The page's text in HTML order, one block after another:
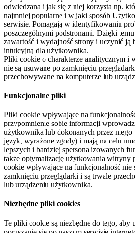
odwiedzana i jak się z niej korzysta np.
najmniej popularne i w jaki sposób
serwisie. Pomagają w identyfikowaniu
poszczególnymi podstronami. Dzięki
zawartość i wydajność strony i uczynić ją
intuicyjną dla użytkownika.
Pliki cookie o charakterze analitycznym i
nie są usuwane po zamknięciu
przechowywane na komputerze lub
Funkcjonalne pliki
Pliki cookie wpływające na
przypomnienie sobie informacji
użytkownika lub dokonanych przez
język, wyrażone zgody) i mają na celu
lepszych i bardziej spersonalizowanych
także optymalizację użytkowania witryny
cookie wpływające na funkcjonalność nie
zamknięciu przeglądarki i są trwale
lub urządzeniu użytkownika.
Niezbędne pliki cookies
Te pliki cookie są niezbędne do tego, aby